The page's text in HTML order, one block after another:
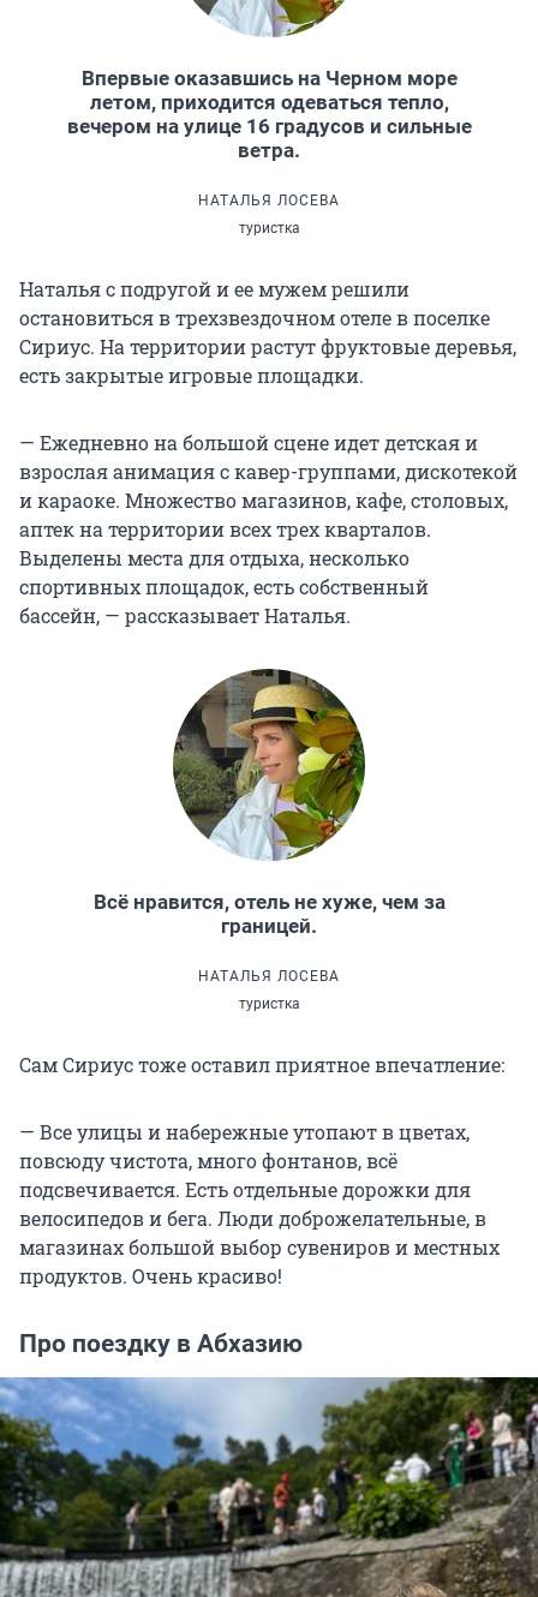
Впервые оказавшись на Черном море
летом, приходится одеваться тепло,
вечером на улице 16 градусов и сильные
ветра.
НАТАЛЬЯ ЛОСЕВА
туристка
Наталья с подругой и ее мужем решили
остановиться в трехзвездочном отеле в поселке
Сириус. На территории растут фруктовые деревья,
есть закрытые игровые площадки.
— Ежедневно на большой сцене идет детская и
взрослая анимация с кавер-группами, дискотекой
и караоке. Множество магазинов, кафе, столовых,
аптек на территории всех трех кварталов.
Выделены места для отдыха, несколько
спортивных площадок, есть собственный
бассейн, — рассказывает Наталья.
Всё нравится, отель не хуже, чем за
границей.
НАТАЛЬЯ ЛОСЕВА
туристка
Сам Сириус тоже оставил приятное впечатление:
— Все улицы и набережные утопают в цветах,
повсюду чистота, много фонтанов, всё
подсвечивается. Есть отдельные дорожки для
велосипедов и бега. Люди доброжелательные, в
магазинах большой выбор сувениров и местных
продуктов. Очень красиво!
Про поездку в Абхазию